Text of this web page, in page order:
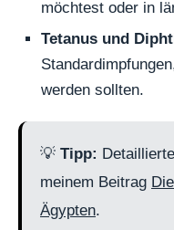
möchtest oder in
Tetanus und
werden sollten.
💡 Tipp:
meinem Beitrag
Ägypten.